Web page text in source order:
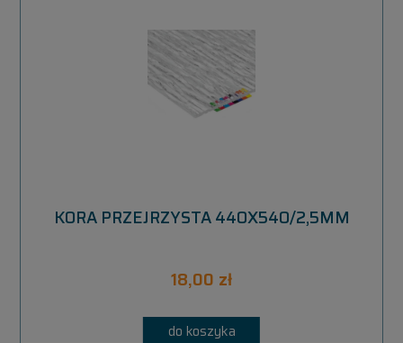
KORA PRZEJRZYSTA 440X540/2,5MM
18,00 zł
do koszyka